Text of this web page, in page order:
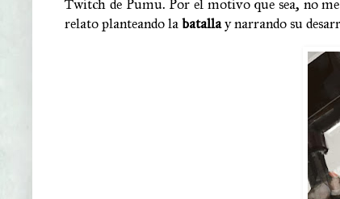
Twitch de Pumu. Por el motivo que sea, no
relato planteando labatallay narrando su